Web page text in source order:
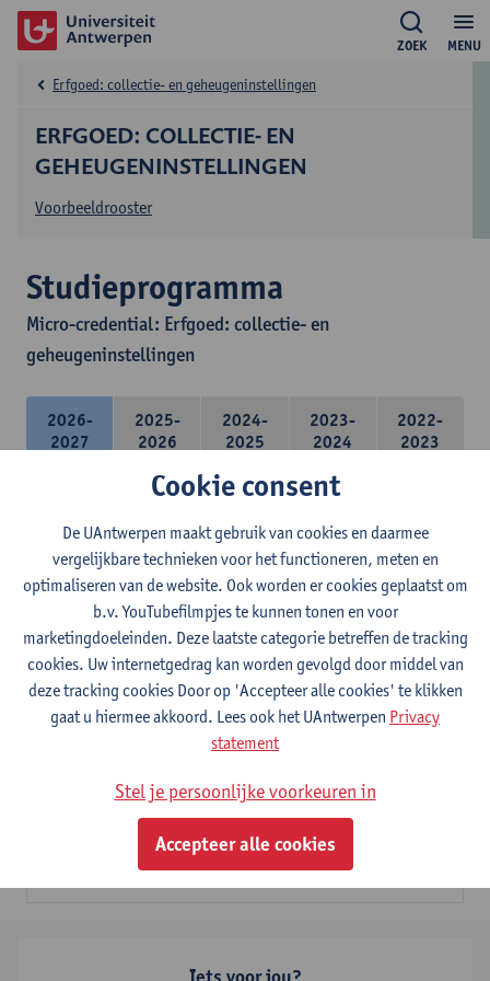
MENU
ZOEK
ERFGOED: COLLECTIE- EN
GEHEUGENINSTELLINGEN
Erfgoed: collectie- en geheugeninstellingen
Voorbeeldrooster
Studieprogramma
Micro-credential: Erfgoed: collectie- en
geheugeninstellingen
2026-
2027
2025-
2026
2024-
2025
2023-
2024
2022-
2023
Micro-credential: Erfgoed: collectie- en
geheugeninstellingen
9 studiepunten
Dit programma bestaat uit 2 modules
Musea, archieven en bibliotheken: collectie- en
geheugeninstellingen
Heritage: Basic Principles in Preventive Conservation
2E SEM
Hélène Verreyke Christine Lambrechts
Cookie consent
De UAntwerpen maakt gebruik van cookies en daarmee
vergelijkbare technieken voor het functioneren, meten en
optimaliseren van de website. Ook worden er cookies geplaatst om
b.v. YouTubefilmpjes te kunnen tonen en voor
marketingdoeleinden. Deze laatste categorie betreffen de tracking
cookies. Uw internetgedrag kan worden gevolgd door middel van
deze tracking cookies Door op 'Accepteer alle cookies' te klikken
gaat u hiermee akkoord. Lees ook het UAntwerpen Privacy
statement
Stel je persoonlijke voorkeuren in
Accepteer alle cookies